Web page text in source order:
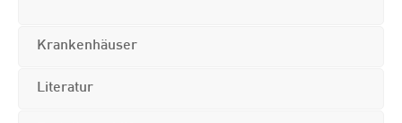
Krankenhäuser
Literatur